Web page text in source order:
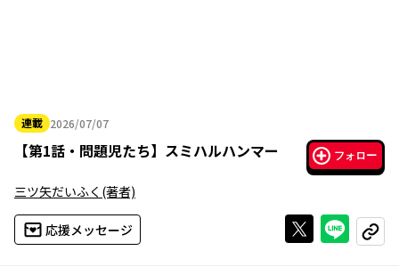
連載 2026/07/07
2026年07月07日
【第1話・問題児たち】 スミハルハンマー フォロー
三ツ矢だいふく (著者)
応援メッセージ Xで投稿する
ライン
コピー